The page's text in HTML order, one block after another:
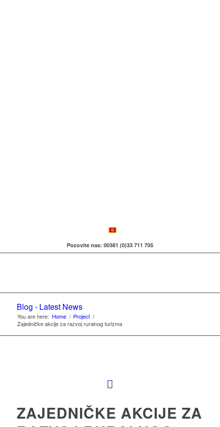
Pozovite nas: 00381 (0)33 711 705
Blog - Latest News
You are here: Home / Project /
Zajedničke akcije za razvoj ruralnog turizma
ZAJEDNIČKE AKCIJE ZA